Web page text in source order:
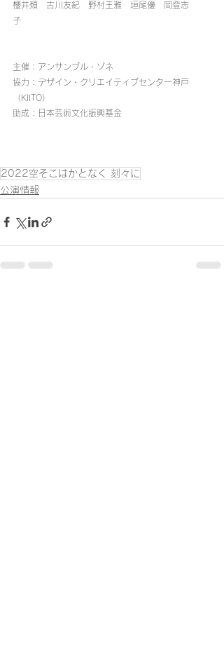
櫻井類　古川友紀　野村王雅　垣尾優　岡登志
子
主催：アンサンブル・ゾネ
協力：デザイン・クリエイティブセンター神戸
（KIITO）
助成：日本芸術文化振興基金
2022空そこはかとなく 刻々に
公演情報